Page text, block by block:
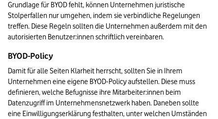
Grundlage für BYOD fehlt, können Unternehmen juristische
Stolperfallen nur umgehen, indem sie verbindliche Regelungen
treffen. Diese Regeln sollten die Unternehmen außerdem mit den
autorisierten Benutzer:innen schriftlich vereinbaren.
BYOD-Policy
Damit für alle Seiten Klarheit herrscht, sollten Sie in Ihrem
Unternehmen eine eigene BYOD-Policy aufstellen. Diese muss
definieren, welche Befugnisse ihre Mitarbeiter:innen beim
Datenzugriff im Unternehmensnetzwerk haben. Daneben sollte
eine Einwilligungserklärung festhalten, unter welchen Umständen